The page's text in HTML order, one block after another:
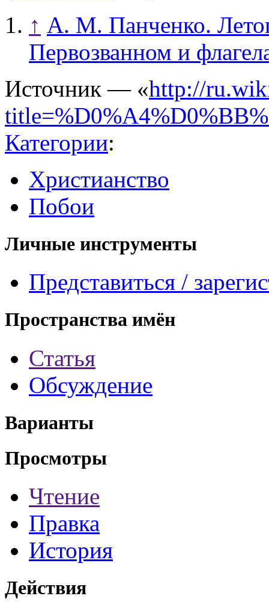
↑ А. М. Панченко.
Первозванном и
Источник — «http://
Категории:
Христианство
Побои
Личные инструменты
Представиться /
Пространства имён
Статья
Обсуждение
Варианты
Просмотры
Чтение
Правка
История
Действия